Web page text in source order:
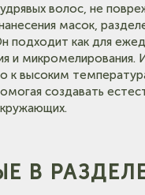
волос, не
масок,
подходит как для
и микромелирования.
к высоким
создавать
В